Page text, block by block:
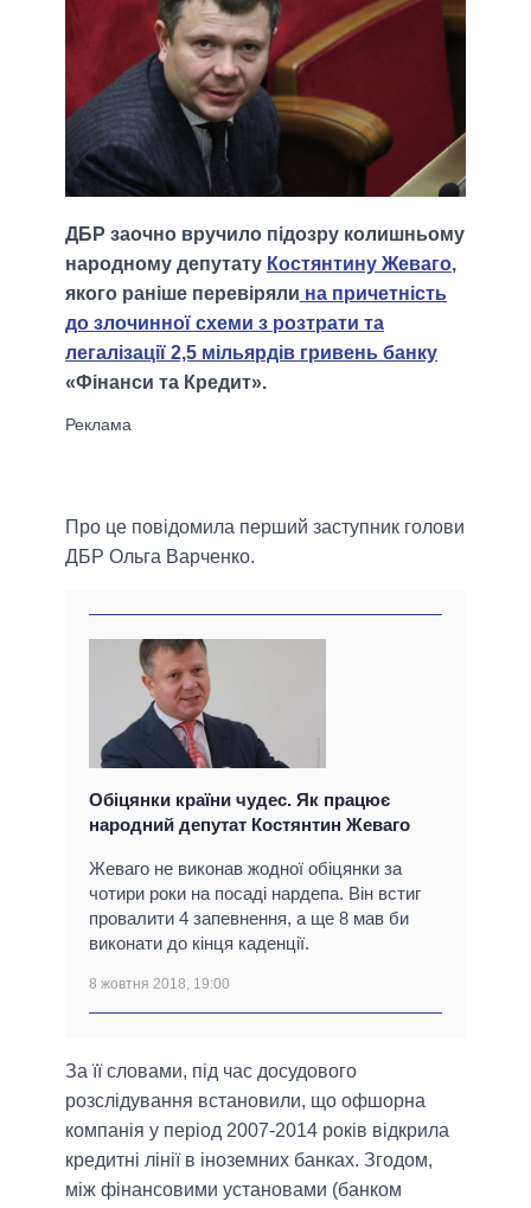
ДБР заочно вручило підозру колишньому
народному депутату Костянтину Жеваго,
якого раніше перевіряли на причетність
до злочинної схеми з розтрати та
легалізації 2,5 мільярдів гривень банку
«Фінанси та Кредит».
Про це повідомила перший заступник голови
ДБР Ольга Варченко.
Обіцянки країни чудес. Як працює
народний депутат Костянтин Жеваго
Жеваго не виконав жодної обіцянки за
чотири роки на посаді нардепа. Він встиг
провалити 4 запевнення, а ще 8 мав би
виконати до кінця каденції.
8 жовтня 2018, 19:00
За її словами, під час досудового
розслідування встановили, що офшорна
компанія у період 2007-2014 років відкрила
кредитні лінії в іноземних банках. Згодом,
між фінансовими установами (банком